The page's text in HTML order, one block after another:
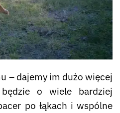
– dajemy im dużo więcej
o wiele bardziej
po łąkach i wspólne